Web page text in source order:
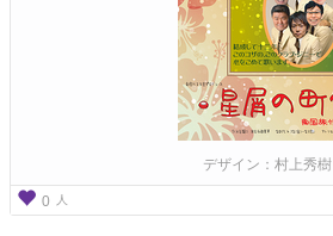
デザイン：村上秀樹
0 人